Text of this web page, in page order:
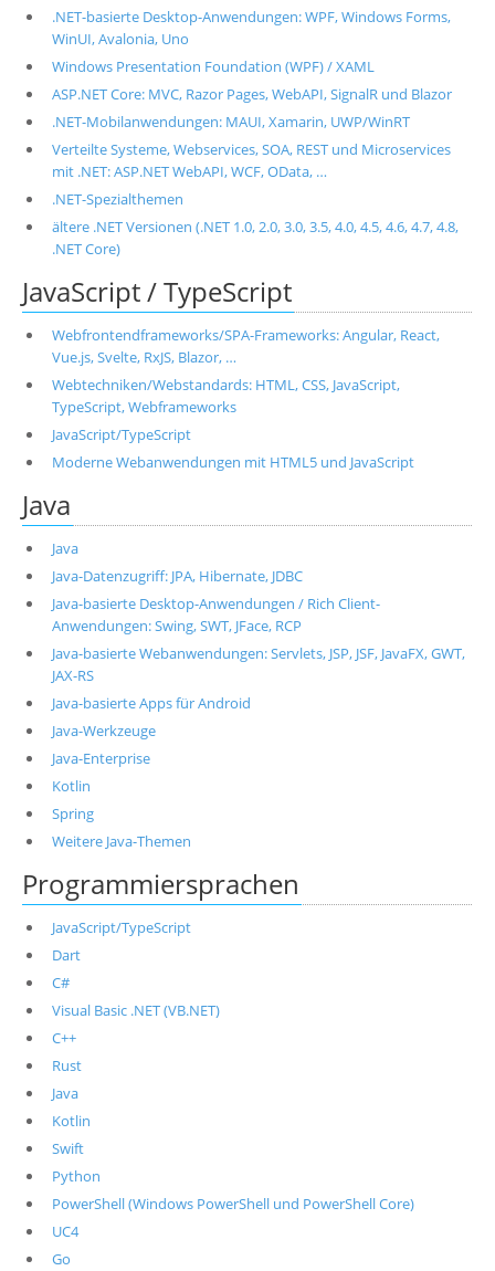
.NET-basierte Desktop-Anwendungen: WPF, Windows Forms,
WinUI, Avalonia, Uno
Windows Presentation Foundation (WPF) / XAML
ASP.NET Core: MVC, Razor Pages, WebAPI, SignalR und Blazor
.NET-Mobilanwendungen: MAUI, Xamarin, UWP/WinRT
Verteilte Systeme, Webservices, SOA, REST und Microservices
mit .NET: ASP.NET WebAPI, WCF, OData, …
.NET-Spezialthemen
ältere .NET Versionen (.NET 1.0, 2.0, 3.0, 3.5, 4.0, 4.5, 4.6, 4.7, 4.8,
.NET Core)
JavaScript / TypeScript
Webfrontendframeworks/SPA-Frameworks: Angular, React,
Vue.js, Svelte, RxJS, Blazor, …
Webtechniken/Webstandards: HTML, CSS, JavaScript,
TypeScript, Webframeworks
JavaScript/TypeScript
Moderne Webanwendungen mit HTML5 und JavaScript
Java
Java
Java-Datenzugriff: JPA, Hibernate, JDBC
Java-basierte Desktop-Anwendungen / Rich Client-
Anwendungen: Swing, SWT, JFace, RCP
Java-basierte Webanwendungen: Servlets, JSP, JSF, JavaFX, GWT,
JAX-RS
Java-basierte Apps für Android
Java-Werkzeuge
Java-Enterprise
Kotlin
Spring
Weitere Java-Themen
Programmiersprachen
JavaScript/TypeScript
Dart
C#
Visual Basic .NET (VB.NET)
C++
Rust
Java
Kotlin
Swift
Python
PowerShell (Windows PowerShell und PowerShell Core)
UC4
Go